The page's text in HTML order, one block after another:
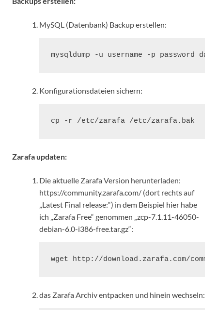
MySQL (Datenbank) Backup erstellen:
mysqldump -u username -p password
Konfigurationsdateien sichern:
cp -r /etc/zarafa /etc/zarafa.bak
Zarafa updaten:
Die aktuelle Zarafa Version herunterladen:
https://community.zarafa.com/ (dort rechts auf
„Latest Final release:“) in dem Beispiel hier habe
ich „Zarafa Free“ genommen „zcp-7.1.11-46050-
debian-6.0-i386-free.tar.gz“:
wget http://download.zarafa.com/
das Zarafa Archiv entpacken und hinein wechseln: